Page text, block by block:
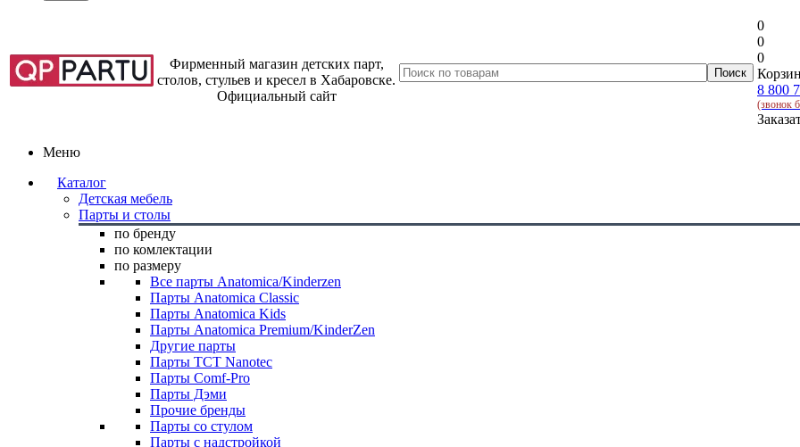
Фирменный магазин детских парт,
столов, стульев и кресел в Хабаровске.
Официальный сайт
0
0
0
8 800
(звонок
Меню
Каталог
Детская мебель
Парты и столы
по бренду
по комлектации
по размеру
Все парты Anatomica/Kinderzen
Парты Anatomica Classic
Парты Anatomica Kids
Парты Anatomica Premium/KinderZen
Другие парты
Парты TCT Nanotec
Парты Comf-Pro
Парты Дэми
Прочие бренды
Парты со стулом
Парты с надстройкой